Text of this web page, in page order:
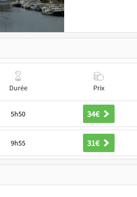
Durée Prix
5h50 34€
9h55 31€